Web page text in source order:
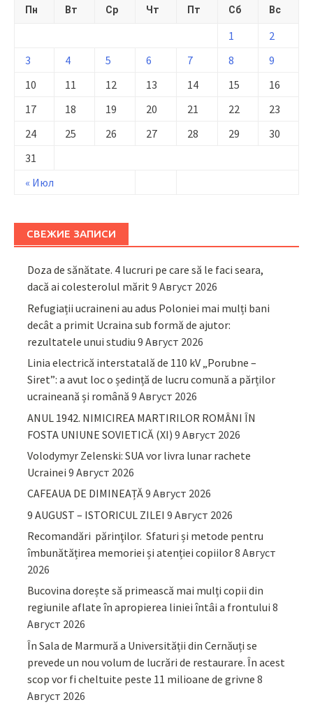
Пн Вт Ср Чт Пт Сб Вс
« Июл
1
2
3
4 5 6 7 8
9
10
11 12 13 14 15
16
17
18 19 20 21 22
23
24
25 26 27 28 29
30
31
СВЕЖИЕ ЗАПИСИ
Doza de sănătate. 4 lucruri pe care să le faci seara,
dacă ai colesterolul mărit9 Август 2026
Refugiații ucraineni au adus Poloniei mai mulți bani
decât a primit Ucraina sub formă de ajutor:
rezultatele unui studiu 9 Август 2026
Linia electrică interstatală de 110 kV „Porubne –
Siret”: a avut loc o ședință de lucru comună a părților
ucraineană și română 9 Август 2026
ANUL 1942. NIMICIREA MARTIRILOR ROMÂNI ÎN
FOSTA UNIUNE SOVIETICĂ (XI) 9 Август 2026
Volodymyr Zelenski: SUA vor livra lunar rachete
Ucrainei 9 Август 2026
CAFEAUA DE DIMINEAȚĂ9 Август 2026
9 AUGUST – ISTORICUL ZILEI 9 Август 2026
Recomandări părinţilor. Sfaturi și metode pentru
îmbunătățirea memoriei și atenției copiilor8 Август
2026
Bucovina dorește să primească mai mulți copii din
regiunile aflate în apropierea liniei întâi a frontului 8
Август 2026
În Sala de Marmură a Universității din Cernăuți se
prevede un nou volum de lucrări de restaurare. În acest
scop vor fi cheltuite peste 11 milioane de grivne 8
Август 2026